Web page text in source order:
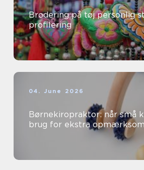
Brodering på tøj personlig stil og stærk
profilering
04. June 2026
Børnekiropraktor: når små
brug for ekstra